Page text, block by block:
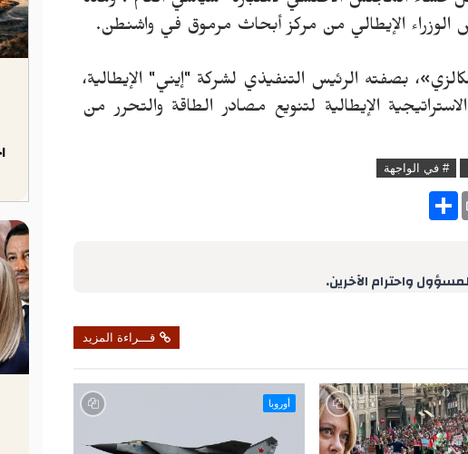
الإيطالي من مركز أبحاث مرموق في واشنطن.
بصفته الرئيس التنفيذي لشركة "إيني" الإيطالية،
الإيطالية لتنويع مصادر الطاقة والتحرر من
# في الواجهة
S
واحترام الآخرين.
قـــراءة المزيد
أوروبا